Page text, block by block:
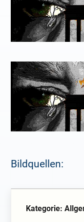
Bildquellen:
Kategorie: